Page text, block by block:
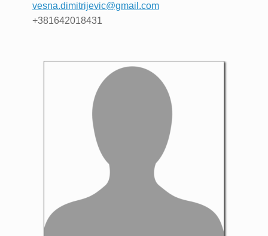
vesna.dimitrijevic@gmail.com
+381642018431